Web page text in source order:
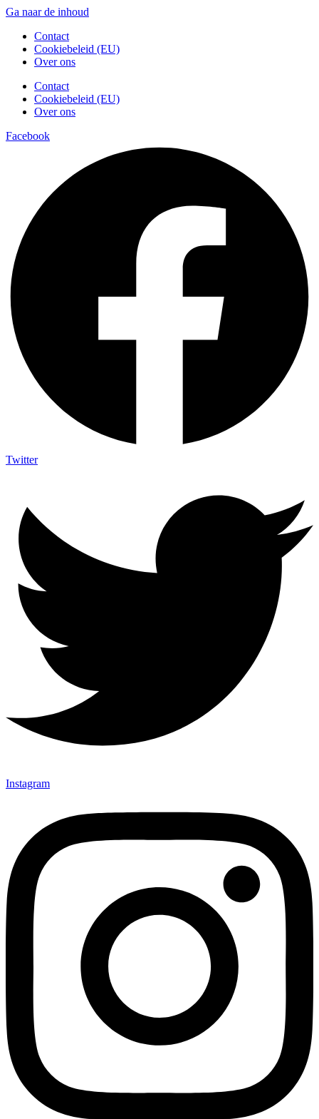
Ga naar de inhoud
Contact
Cookiebeleid (EU)
Over ons
Contact
Cookiebeleid (EU)
Over ons
Facebook
Twitter
Instagram